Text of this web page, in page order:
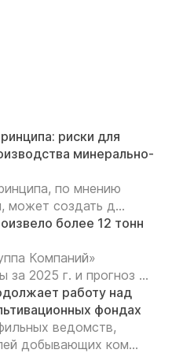
риски для
минерально-
по мнению
может создать д...
более 12 тонн
Компаний»
за 2025 г. и прогноз ...
работу над
фондах
ведомств,
добывающих ком...